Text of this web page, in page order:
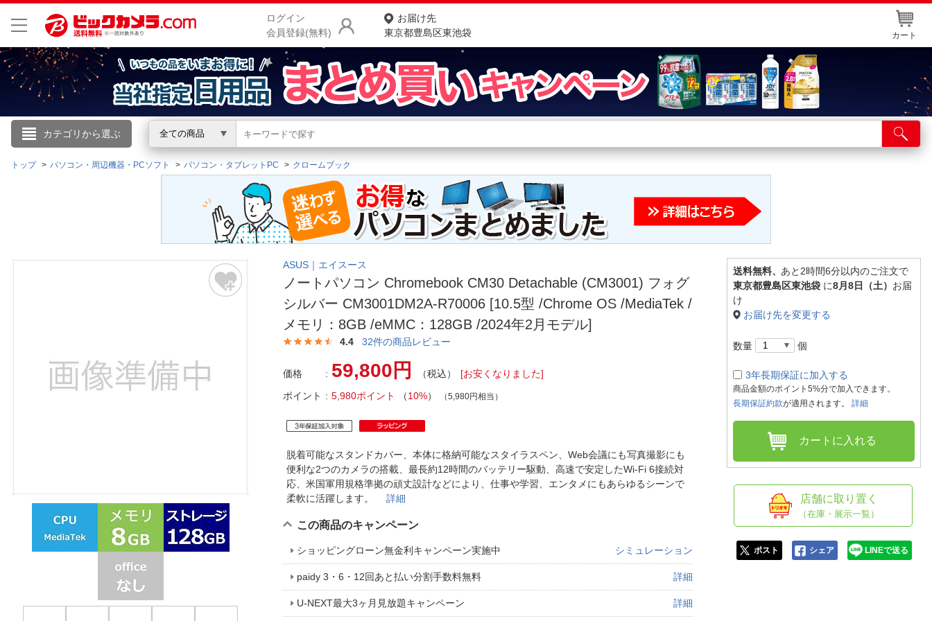
ログイン
会員登録(無料)
お届け先
東京都豊島区東池袋
カート
カテゴリから選ぶ 全ての商品
こんにちは
ログイン
会員メニュー
商品をさがす
ランキングからさがす
カテゴリ一覧からさがす
お客様サポート
ご利用ガイド
よくある質問・お問合せ
ご利用規約
店舗サービス
ネット取り置き
店舗情報・店舗一覧
法人窓口
トップ パソコン・周辺機器・PCソフト パソコン・タブレットPC クロームブック
ASUS｜エイスース
ノートパソコン Chromebook CM30 Detachable (CM3001) フォグ
シルバー CM3001DM2A-R70006 [10.5型 /Chrome OS /MediaTek /
メモリ：8GB /eMMC：128GB /2024年2月モデル]
4.4 32件の商品レビュー
価格 59,800円 （税込）
[お安くなりました]
ポイント
5,980ポイント （10%） （5,980円相当）
脱着可能なスタンドカバー、本体に格納可能なスタイラスペン、Web会議にも写真撮影にも
便利な2つのカメラの搭載、最長約12時間のバッテリー駆動、高速で安定したWi-Fi 6接続対
応、米国軍用規格準拠の頑丈設計などにより、仕事や学習、エンタメにもあらゆるシーンで
柔軟に活躍します。詳細
この商品のキャンペーン
ショッピングローン無金利キャンペーン実施中 シミュレーション
paidy 3・6・12回あと払い分割手数料無料 詳細
U-NEXT最大3ヶ月見放題キャンペーン 詳細
送料無料、 あと2時間6分以内のご注文で
東京都豊島区東池袋 に8月8日（土） お届
け
お届け先を変更する
数量 個
3年長期保証に加入する
商品金額のポイント5%分で加入できます。
長期保証約款が適用されます。 詳細
カートに入れる
店舗に取り置く
（在庫・展示一覧）
ポスト シェア LINEで送る